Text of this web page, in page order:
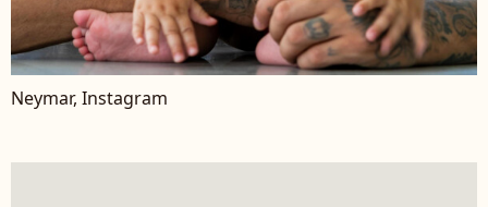
Neymar, Instagram